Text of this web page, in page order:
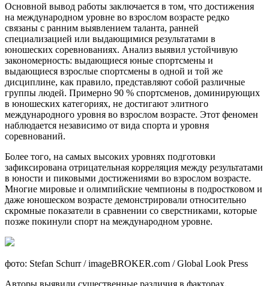
Основной вывод работы заключается в том, что достижения
на международном уровне во взрослом возрасте редко
связаны с ранним выявлением таланта, ранней
специализацией или выдающимися результатами в
юношеских соревнованиях. Анализ выявил устойчивую
закономерность: выдающиеся юные спортсмены и
выдающиеся взрослые спортсмены в одной и той же
дисциплине, как правило, представляют собой различные
группы людей. Примерно 90 % спортсменов, доминирующих
в юношеских категориях, не достигают элитного
международного уровня во взрослом возрасте. Этот феномен
наблюдается независимо от вида спорта и уровня
соревнований.
Более того, на самых высоких уровнях подготовки
зафиксирована отрицательная корреляция между результатами
в юности и пиковыми достижениями во взрослом возрасте.
Многие мировые и олимпийские чемпионы в подростковом и
даже юношеском возрасте демонстрировали относительно
скромные показатели в сравнении со сверстниками, которые
позже покинули спорт на международном уровне.
фото: Stefan Schurr / imageBROKER.com / Global Look Press
Авторы выявили существенные различия в факторах,